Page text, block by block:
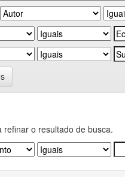
refinar o resultado de busca.